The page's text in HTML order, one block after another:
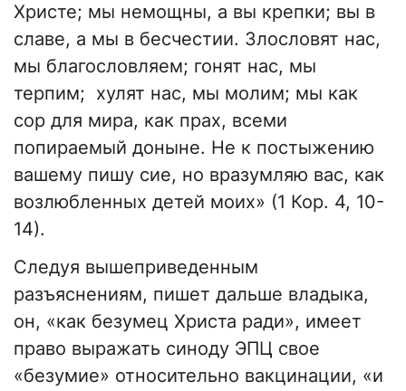
Христе; мы немощны, а вы крепки; вы в
славе, а мы в бесчестии. Злословят нас,
мы благословляем; гонят нас, мы
терпим; хулят нас, мы молим; мы как
сор для мира, как прах, всеми
попираемый доныне. Не к постыжению
вашему пишу сие, но вразумляю вас, как
возлюбленных детей моих» (1 Кор. 4, 10-
14).
Следуя вышеприведенным
разъяснениям, пишет дальше владыка,
он, «как безумец Христа ради», имеет
право выражать синоду ЭПЦ свое
«безумие» относительно вакцинации, «и